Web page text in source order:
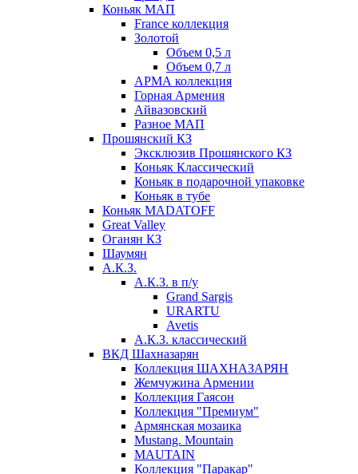
Коньяк МАП
France коллекция
Золотой
Объем 0,5 л
Объем 0,7 л
АРМА коллекция
Горная Армения
Айвазовский
Разное МАП
Прошянский КЗ
Эксклюзив Прошянского КЗ
Коньяк Классический
Коньяк в подарочной упаковке
Коньяк в тубе
Коньяк MADATOFF
Great Valley
Оганян КЗ
Шаумян
А.К.З.
А.К.З. в п/у
Grand Sargis
URARTU
Avetis
А.К.З. классический
ВКД Шахназарян
Коллекция ШАХНАЗАРЯН
Жемчужина Армении
Коллекция Гаясон
Коллекция "Премиум"
Армянская мозаика
Mustang. Mountain
MAUTAIN
Коллекция "Паракар"